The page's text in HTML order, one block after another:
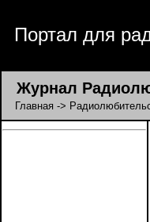
Портал для
Журнал
Главная ->